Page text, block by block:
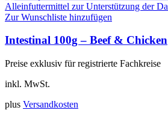
Zur Wunschliste hinzufügen
Intestinal 100g – Beef & Chicken
Preise exklusiv für registrierte Fachkreise
inkl. MwSt.
plus Versandkosten